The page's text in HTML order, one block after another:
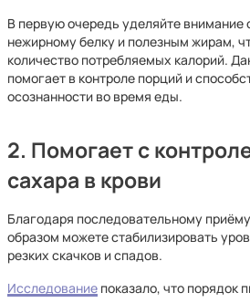
В первую очередь уделяйте внимание
нежирному белку и полезным жирам,
количество потребляемых калорий.
помогает в контроле порций и
осознанности во время еды.
2. Помогает с
сахара в крови
Благодаря последовательному
образом можете стабилизировать
резких скачков и спадов.
Исследование показало, что порядок